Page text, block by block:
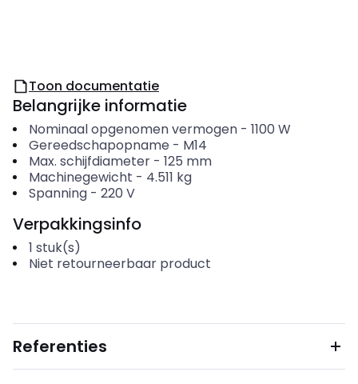
Toon documentatie
Belangrijke informatie
Nominaal opgenomen vermogen- 1100 W
Gereedschapopname - M14
Max. schijfdiameter- 125 mm
Machinegewicht - 4.511 kg
Spanning- 220 V
Verpakkingsinfo
1 stuk(s)
Niet retourneerbaar product
Referenties